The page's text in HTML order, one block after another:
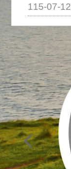
115-07-12